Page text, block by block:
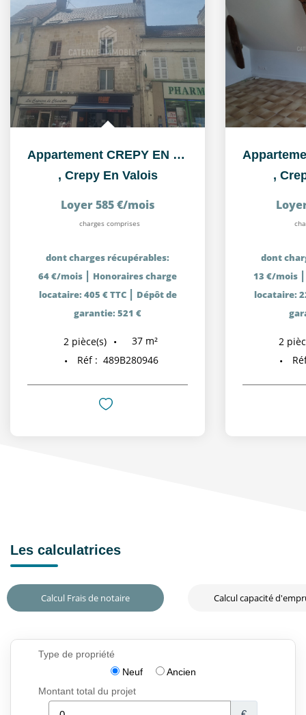
Appartement CREPY EN VALOIS - 2 pièce(s) 36.85 m²
, Crepy En Valois
Loyer 585 €/mois
charges comprises
dont charges récupérables:
64 €/mois | Honoraires charge
locataire: 405 € TTC | Dépôt de
garantie: 521 €
2 pièce(s) 37 m²
Réf : 489B280946
,
dont
13 €/mois
locataire:
2
Les calculatrices
Calcul Frais de notaire Calcul capacité